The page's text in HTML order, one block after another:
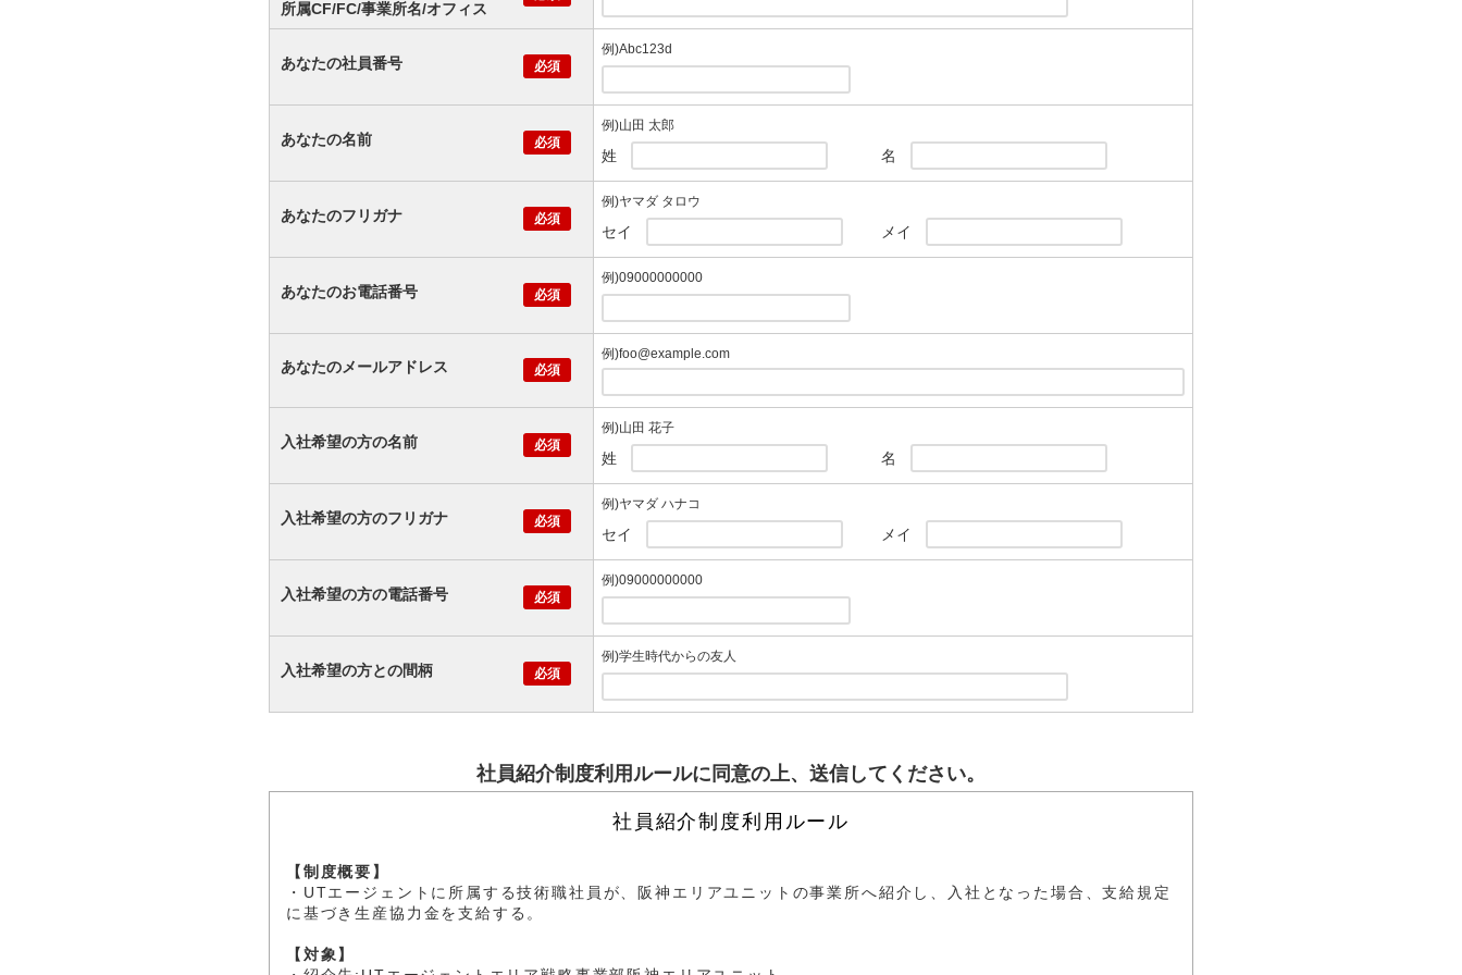
所属CF/FC/事業所名/オフィス
あなたの社員番号
例)Abc123d
あなたの名前
例)山田 太郎
姓 名
あなたのフリガナ
例)ヤマダ タロウ
セイ メイ
あなたのお電話番号
例)09000000000
あなたのメールアドレス
例)foo@example.com
入社希望の方の名前
例)山田 花子
姓 名
入社希望の方のフリガナ
例)ヤマダ ハナコ
セイ メイ
入社希望の方の電話番号
例)09000000000
入社希望の方との間柄
例)学生時代からの友人
社員紹介制度利用ルールに同意の上、送信してください。
社員紹介制度利用ルール
【制度概要】
・UTエージェントに所属する技術職社員が、阪神エリアユニットの事業所へ紹介し、入社となった場合、支給規定
に基づき生産協力金を支給する。
【対象】